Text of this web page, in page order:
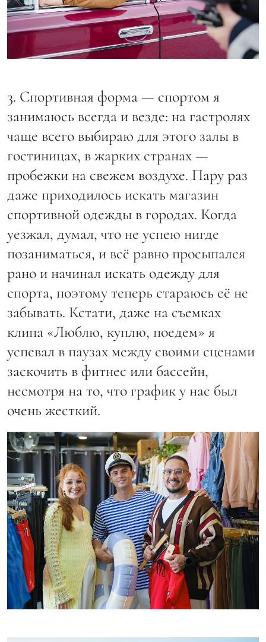
3. Спортивная форма — спортом я
занимаюсь всегда и везде: на гастролях
чаще всего выбираю для этого залы в
гостиницах, в жарких странах —
пробежки на свежем воздухе. Пару раз
даже приходилось искать магазин
спортивной одежды в городах. Когда
уезжал, думал, что не успею нигде
позаниматься, и всё равно просыпался
рано и начинал искать одежду для
спорта, поэтому теперь стараюсь её не
забывать. Кстати, даже на съемках
клипа «Люблю, куплю, поедем» я
успевал в паузах между своими сценами
заскочить в фитнес или бассейн,
несмотря на то, что график у нас был
очень жесткий.